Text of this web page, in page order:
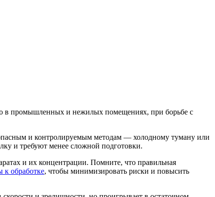
в промышленных и нежилых помещениях, при борьбе с
и контролируемым методам — холодному туману или
и требуют менее сложной подготовки.
и их концентрации. Помните, что правильная
к обработке, чтобы минимизировать риски и повысить